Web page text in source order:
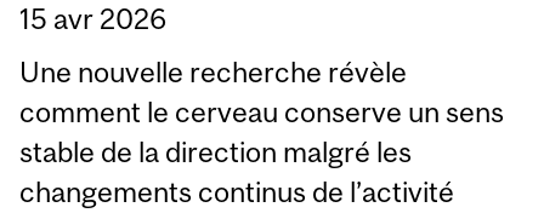
15 avr 2026
Une nouvelle recherche révèle
comment le cerveau conserve un sens
stable de la direction malgré les
changements continus de l’activité